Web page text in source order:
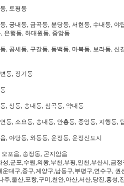
, 토평동
, 궁내동, 금곡동, 분당동, 서현동, 수내동,
은행동, 하대원동, 중앙동
, 공세동, 구갈동, 동백동, 마북동, 보라동,
동, 장기동
, 상동, 송내동, 심곡동, 약대동
동, 소요동, 송내동, 안흥동, 중앙동, 지행동,
, 야당동, 와동동, 운정동, 운정신도시
포읍, 송정동, 곤지암읍
,군포,수원,의왕,부천,부평,인천,부산시,금
대구,중구,계양구,남동구,부평구,연수구,
주,울산,포항,구미,천안,아산,서산,당진,홍성,